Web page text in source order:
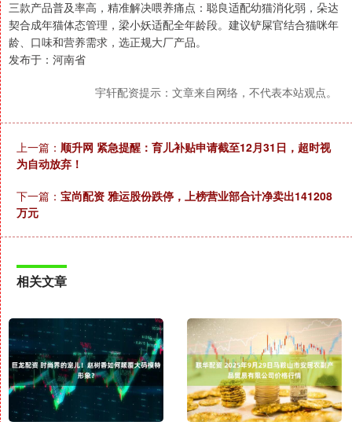
三款产品普及率高，精准解决喂养痛点：聪良适配幼猫消化弱，朵达
契合成年猫体态管理，梁小妖适配全年龄段。建议铲屎官结合猫咪年
龄、口味和营养需求，选正规大厂产品。
发布于：河南省
宇轩配资提示：文章来自网络，不代表本站观点。
上一篇： 顺升网 紧急提醒：育儿补贴申请截至12月31日，超时视
为自动放弃！
下一篇： 宝尚配资 雅运股份跌停，上榜营业部合计净卖出141208
万元
相关文章